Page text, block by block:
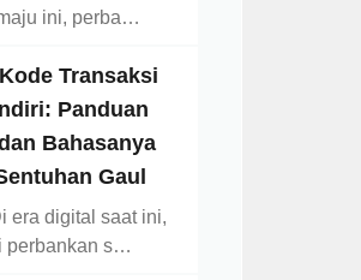
ini, perba…
Transaksi
Panduan
Bahasanya
Gaul
era digital saat ini,
perbankan s…